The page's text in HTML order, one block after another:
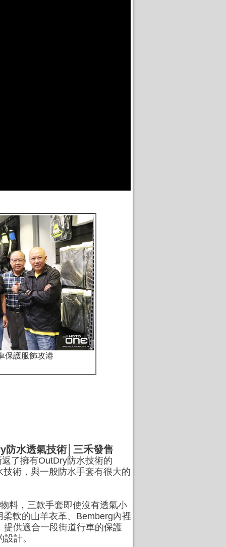
保護服飾攻港
水透氣技術│三禾發售
了擁有OutDry防水技術的
術，與一般防水手套有很大的
料，三款手套即使沒有透氣小
軟的山羊衣革、Bemberg內裡
供適合一段街道行車的保護
計。